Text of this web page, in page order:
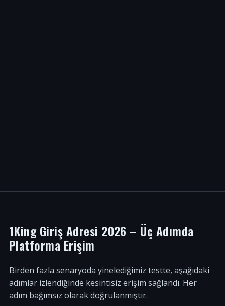
1King Giriş Adresi 2026 – Üç Adımda
Platforma Erişim
Birden fazla senaryoda yinelediğimiz testte, aşağıdaki
adımlar izlendiğinde kesintisiz erişim sağlandı. Her
adım bağımsız olarak doğrulanmıştır.